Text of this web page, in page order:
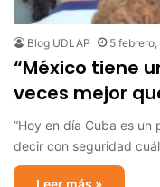
Blog UDLAP 5
“México tiene
veces mejor
“Hoy en día Cuba es
decir con seguridad
Leer más »